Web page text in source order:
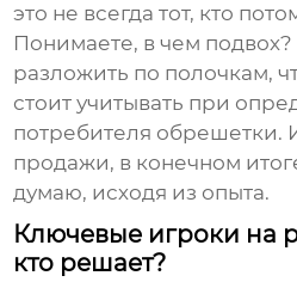
это не всегда тот, кто
Понимаете, в чем
разложить по полочкам,
стоит учитывать при
потребителя обрешетки.
продажи, в конечном
думаю, исходя из опыта.
Ключевые игроки на
кто решает?